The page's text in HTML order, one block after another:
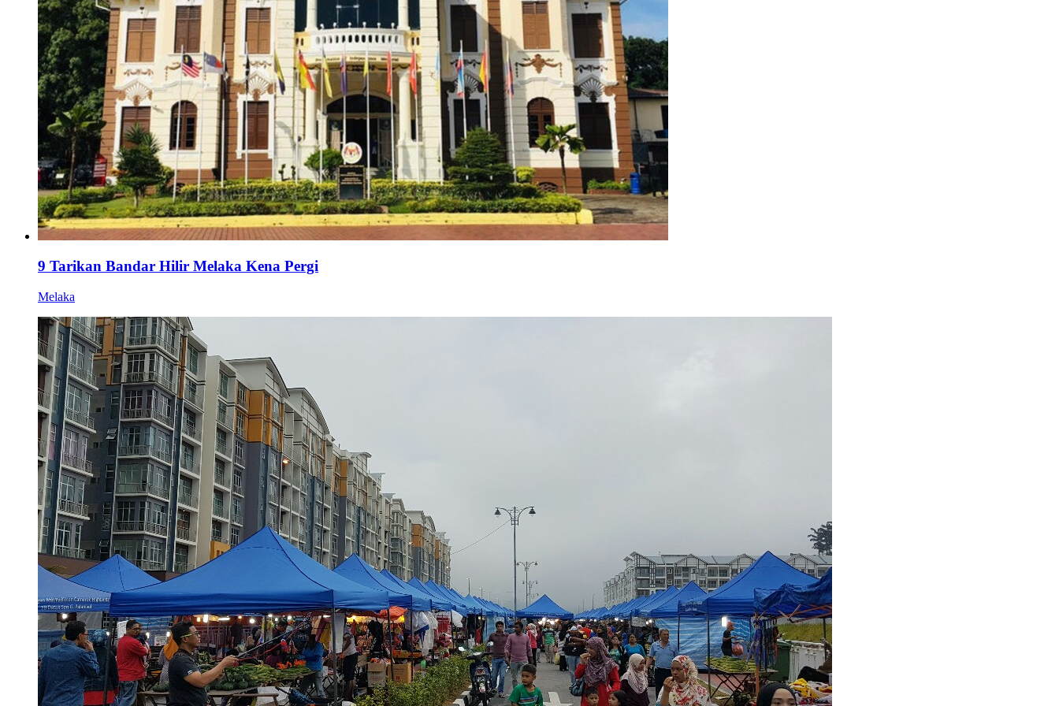
9 Tarikan Bandar Hilir Melaka Kena Pergi
Melaka